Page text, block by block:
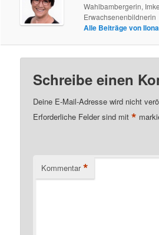
Wahlbambergerin,
Erwachsenenbildnerin
Alle Beiträge von
Schreibe einen
Deine E-Mail-Adresse wird nicht
Erforderliche Felder sind mit*
Kommentar *